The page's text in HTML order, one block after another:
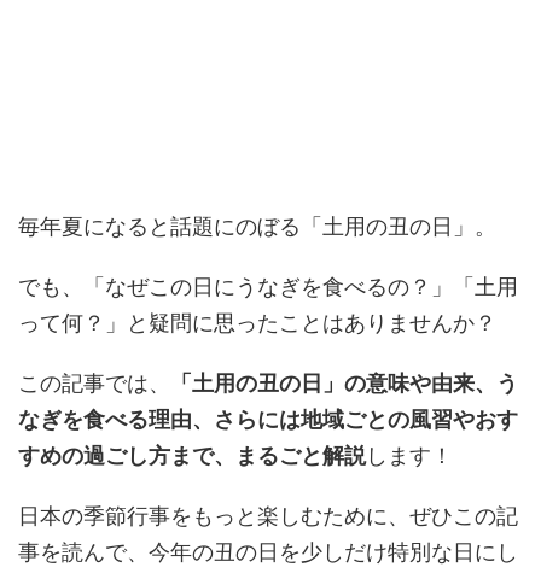
毎年夏になると話題にのぼる「土用の丑の日」。
でも、「なぜこの日にうなぎを食べるの？」「土用
って何？」と疑問に思ったことはありませんか？
この記事では、
「土用の丑の日」の意味や由来、う
なぎを食べる理由、さらには地域ごとの風習やおす
すめの過ごし方まで、まるごと解説します！
日本の季節行事をもっと楽しむために、ぜひこの記
事を読んで、今年の丑の日を少しだけ特別な日にし